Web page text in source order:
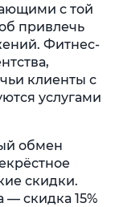
с той
привлечь
Фитнес-
клиенты с
услугами
обмен
скидки.
скидка 15%